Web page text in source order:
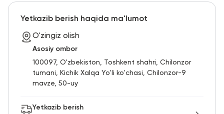
Yetkazib berish haqida ma'lumot
O'zingiz olish
Asosiy ombor
100097, O'zbekiston, Toshkent shahri, Chilonzor
tumani, Kichik Xalqa Yo'li ko'chasi, Chilonzor-9
mavze, 50-uy
Yetkazib berish